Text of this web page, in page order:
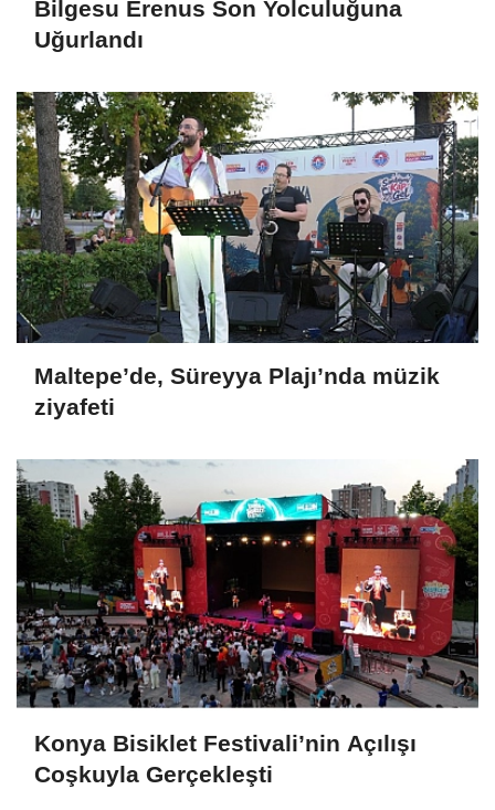
Bilgesu Erenus Son Yolculuğuna
Uğurlandı
Maltepe’de, Süreyya Plajı’nda müzik
ziyafeti
Konya Bisiklet Festivali’nin Açılışı
Coşkuyla Gerçekleşti